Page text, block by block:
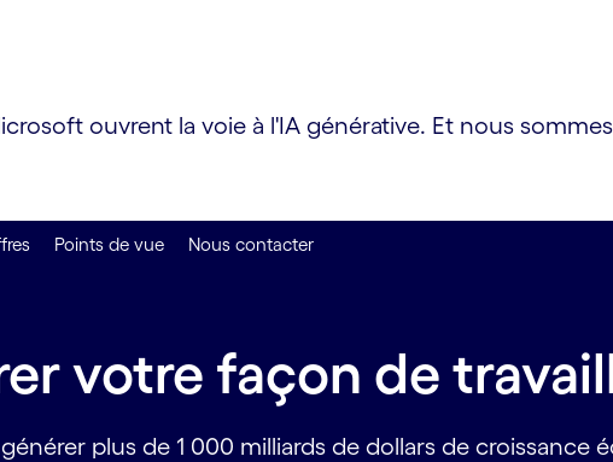
ouvrent la voie à l'IA générative. Et nous
Points de vue Nous contacter
votre façon de
plus de 1 000 milliards de dollars de